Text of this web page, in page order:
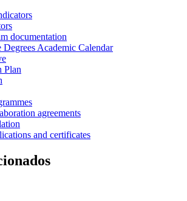
documentation
Degrees Academic Calendar
Plan
agreements
and certificates